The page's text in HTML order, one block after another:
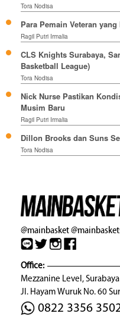
Tora Nodisa
Para Pemain Veteran
Ragil Putri Irmalia
CLS Knights Surabaya,
Basketball League)
Tora Nodisa
Nick Nurse Pastikan
Musim Baru
Ragil Putri Irmalia
Dillon Brooks dan Suns
Tora Nodisa
@mainbasket
Office:
Mezzanine Level,
Jl. Hayam Wuruk No. 60
0822 3356